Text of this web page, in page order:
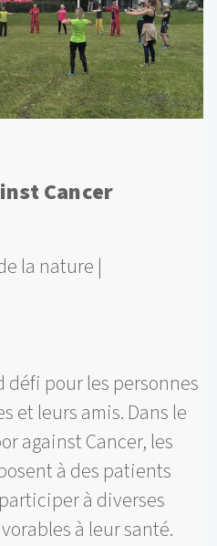
Cancer
la nature
défi pour les personnes
et leurs amis. Dans le
against Cancer, les
à des patients
à diverses
à leur santé.